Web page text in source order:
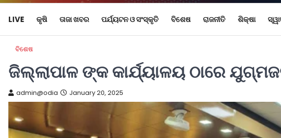
LIVE କୃଷି ତାଜା ଖବର ପର୍ଯ୍ୟଟନ ଓ ସଂସ୍କୃତି ବିଶେଷ ରାଜନୀତି ଶିକ୍ଷା
ବିଶେଷ
ଜିଲ୍ଲାପାଳ ଙ୍କ କାର୍ଯ୍ୟାଳୟ ଠାରେ
admin@odia January 20, 2025